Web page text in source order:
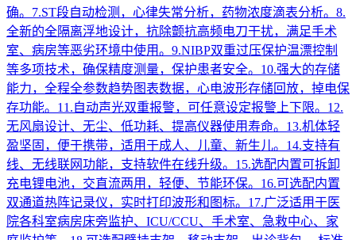
确。7.ST段自动检测，心律失常分析，药物浓度滴表分析。8.
全新的全隔离浮地设计，抗除颤抗高频电刀干扰，满足手术
室、病房等恶劣环境中使用。9.NIBP双重过压保护温漂控制
等多项技术，确保精度测量，保护患者安全。10.强大的存储
能力，全程全参数趋势图表数据，心电波形存储回放，掉电保
存功能。11.自动声光双重报警，可任意设定报警上下限。12.
无风扇设计、无尘、低功耗、提高仪器使用寿命。13.机体轻
盈坚固，便于携带，适用于成人、儿童、新生儿。14.支持有
线、无线联网功能，支持软件在线升级。15.选配内置可拆卸
充电锂电池，交直流两用，轻便、节能环保。16.可选配内置
双通道热阵记录仪，实时打印波形和图标。17.广泛适用于医
院各科室病房床旁监护、ICU/CCU、手术室、急救中心、家